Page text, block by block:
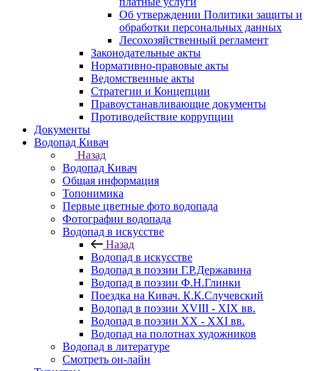
Об утверждении Политики защиты и
обработки персональных данных
Лесохозяйственный регламент
Законодательные акты
Нормативно-правовые акты
Ведомственные акты
Стратегии и Концепции
Правоустанавливающие документы
Противодействие коррупции
Документы
Водопад Кивач
Назад
Водопад Кивач
Общая информация
Топонимика
Первые цветные фото водопада
Фотографии водопада
Водопад в искусстве
Назад
Водопад в искусстве
Водопад в поэзии Г.Р.Державина
Водопад в поэзии Ф.Н.Глинки
Поездка на Кивач. К.К.Случевский
Водопад в поэзии XVIII - XIX вв.
Водопад в поэзии XX - XXI вв.
Водопад на полотнах художников
Водопад в литературе
Смотреть он-лайн